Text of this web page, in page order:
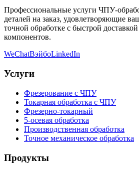
Профессиональные услуги ЧПУ-
деталей на заказ, удовлетворяющие
точной обработке с быстрой
компонентов.
WeChatВэйбоLinkedIn
Услуги
Фрезерование с ЧПУ
Токарная обработка с ЧПУ
Фрезерно-токарный
5-осевая обработка
Производственная обработка
Точное механическое обработка
Продукты